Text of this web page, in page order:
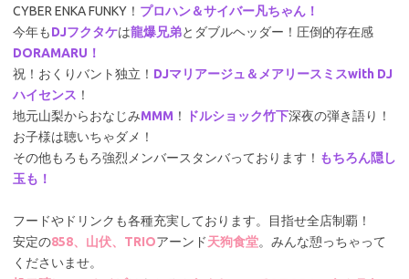
CYBER ENKA FUNKY！ プロハン＆サイバー凡ちゃん！
今年もDJフクタケは龍爆兄弟とダブルヘッダー！圧倒的存在感
DORAMARU！
祝！おくりバント独立！ DJマリアージュ＆メアリースミスwith DJ
ハイセンス ！
地元山梨からおなじみMMM ！ ドルショック竹下深夜の弾き語り！
お子様は聴いちゃダメ！
その他もろもろ強烈メンバースタンバっております！ もちろん隠し
玉も！
フードやドリンクも各種充実しております。目指せ全店制覇！
安定の858、山伏、TRIOアーンド天狗食堂。みんな憩っちゃって
くださいませ。